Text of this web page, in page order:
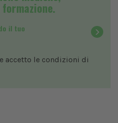
il tuo
accetto le condizioni di